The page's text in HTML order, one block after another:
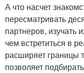
А что насчет
пересматривать
партнеров, изучать
чем встретиться в
расширяет границы
позволяет